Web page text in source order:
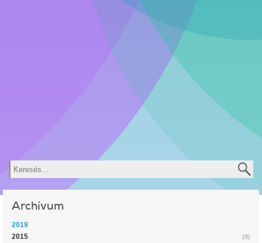
Keresés
Archívum
2019
(8)
2015